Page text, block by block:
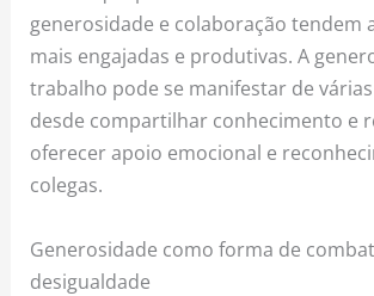
generosidade e colaboração tendem
mais engajadas e produtivas. A
trabalho pode se manifestar de
desde compartilhar conhecimento e
oferecer apoio emocional e
colegas.
Generosidade como forma de
desigualdade